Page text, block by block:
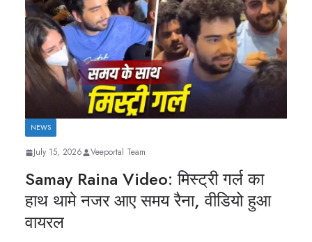
NEWS
July 15, 2026 Veeportal Team
Samay Raina Video: मिस्ट्री गर्ल का
हाथ थामे नजर आए समय रैना, वीडियो हुआ
वायरल